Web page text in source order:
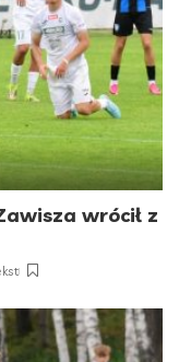
wrócił z